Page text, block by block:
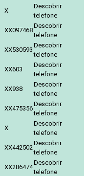
X
Descobrir
telefone
XX097468
Descobrir
telefone
XX530593
Descobrir
telefone
XX603
Descobrir
telefone
XX938
Descobrir
telefone
XX475356
Descobrir
telefone
X
Descobrir
telefone
XX442502
Descobrir
telefone
XX286474
Descobrir
telefone